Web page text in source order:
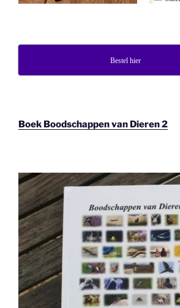
Bestel hier
Boek Boodschappen van Dieren 2